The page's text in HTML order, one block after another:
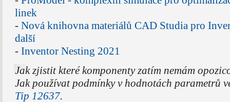
linek
- Nová knihovna materiálů CAD Studia pro
další
- Inventor Nesting 2021
Jak zjistit které komponenty zatím nemám
Jak používat podmínky v hodnotách parametrů
Tip 12637.